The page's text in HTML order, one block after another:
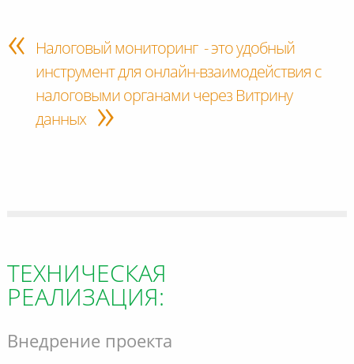
Налоговый мониторинг - это удобный
инструмент для онлайн-взаимодействия с
налоговыми органами через Витрину
данных»
ТЕХНИЧЕСКАЯ
РЕАЛИЗАЦИЯ:
Внедрение проекта